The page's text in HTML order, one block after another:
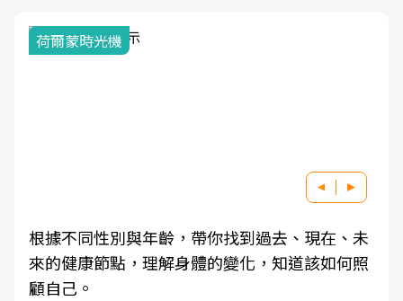
荷爾蒙時光機
根據不同性別與年齡，帶你找到過去、現在、未
來的健康節點，理解身體的變化，知道該如何照
顧自己。